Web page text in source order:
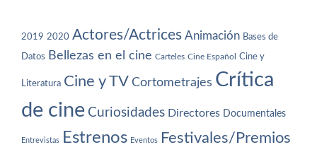
2019 2020 Actores/Actrices Animación Bases de
Datos Bellezas en el cine Carteles Cine Español Cine y
Literatura Cine y TV Cortometrajes Crítica
de cine Curiosidades Directores Documentales
Entrevistas Estrenos Eventos Festivales/Premios